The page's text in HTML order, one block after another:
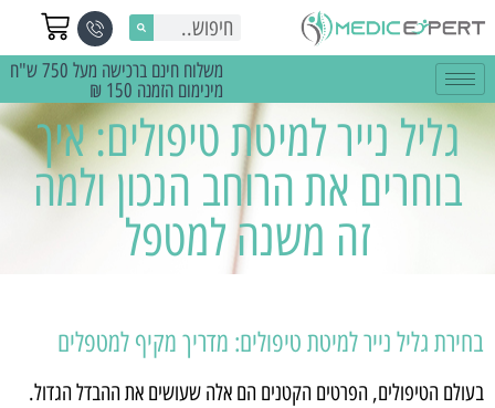
משלוח חינם ברכישה מעל 750 ש"ח
מינימום הזמנה 150 ₪
גליל נייר למיטת טיפולים: איך
בוחרים את הרוחב הנכון ולמה
זה משנה למטפל
בחירת גליל נייר למיטת טיפולים: מדריך מקיף למטפלים
בעולם הטיפולים, הפרטים הקטנים הם אלה שעושים את ההבדל הגדול.